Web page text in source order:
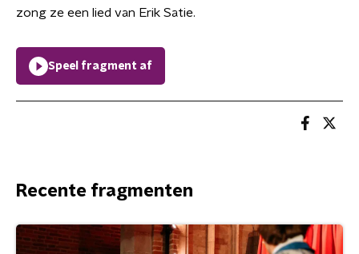
zong ze een lied van Erik Satie.
Speel fragment af
Recente fragmenten